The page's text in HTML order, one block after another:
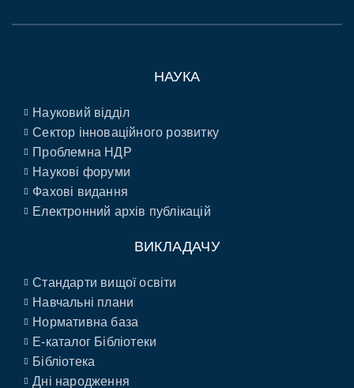
НАУКА
Науковий відділ
Сектор інноваційного розвитку
Проблемна НДР
Наукові форуми
Фахові видання
Електронний архів публікацій
ВИКЛАДАЧУ
Стандарти вищої освіти
Навчальні плани
Нормативна база
E-каталог Бібліотеки
Бібліотека
Дні народження